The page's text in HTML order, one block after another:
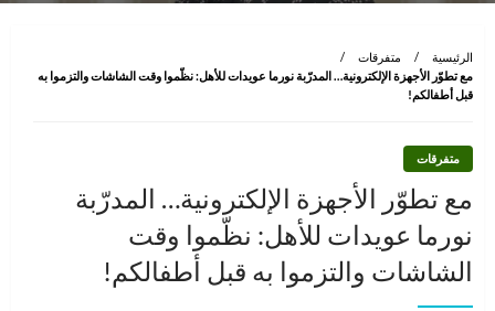
الرئيسية
متفرقات
مع تطوّر الأجهزة الإلكترونية… المدرّبة نورما عويدات للأهل: نظّموا وقت الشاشات والتزموا به
قبل أطفالكم!
متفرقات
مع تطوّر الأجهزة الإلكترونية… المدرّبة
نورما عويدات للأهل: نظّموا وقت
الشاشات والتزموا به قبل أطفالكم!